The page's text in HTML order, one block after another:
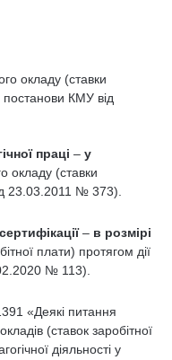
окладу (ставки
постанови КМУ від
праці – у
окладу (ставки
23.03.2011 № 373).
– в розмірі
плати) протягом дії
№ 113).
«Деякі питання
(ставок заробітної
діяльності у